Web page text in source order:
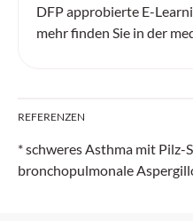
DFP approbierte E-
mehr finden Sie in der
REFERENZEN
* schweres Asthma mit Pilz-
bronchopulmonale